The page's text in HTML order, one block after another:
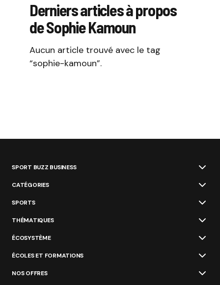
Derniers articles à propos
de Sophie Kamoun
Aucun article trouvé avec le tag
“sophie-kamoun”.
SPORT BUZZ BUSINESS
CATÉGORIES
SPORTS
THÉMATIQUES
ÉCOSYSTÈME
ÉCOLES ET FORMATIONS
NOS OFFRES